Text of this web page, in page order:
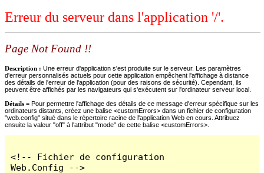
Erreur du serveur dans l'application '/'.
Page Not Found !!
Description : Une erreur d'application s'est produite sur le serveur. Les paramètres
d'erreur personnalisés actuels pour cette application empêchent l'affichage à distance
des détails de l'erreur de l'application (pour des raisons de sécurité). Cependant, ils
peuvent être affichés par les navigateurs qui s'exécutent sur l'ordinateur serveur local.
Détails = Pour permettre l'affichage des détails de ce message d'erreur spécifique sur les
ordinateurs distants, créez une balise <customErrors> dans un fichier de configuration
"web.config" situé dans le répertoire racine de l'application Web en cours. Attribuez
ensuite la valeur "off" à l'attribut "mode" de cette balise <customErrors>.
<!-- Fichier de configuration
Web.Config -->